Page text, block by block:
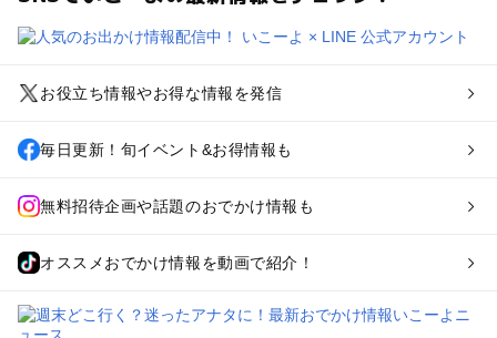
お役立ち情報やお得な情報を発信
毎日更新！旬イベント&お得情報も
無料招待企画や話題のおでかけ情報も
オススメおでかけ情報を動画で紹介！